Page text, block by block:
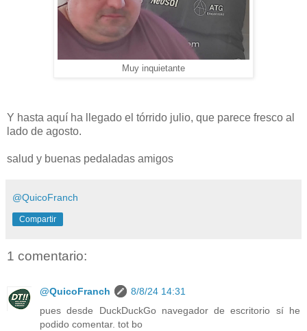
Muy inquietante
Y hasta aquí ha llegado el tórrido julio, que parece fresco al
lado de agosto.
salud y buenas pedaladas amigos
@QuicoFranch
Compartir
1 comentario:
@QuicoFranch
8/8/24 14:31
pues desde DuckDuckGo navegador de escritorio sí he
podido comentar. tot bo